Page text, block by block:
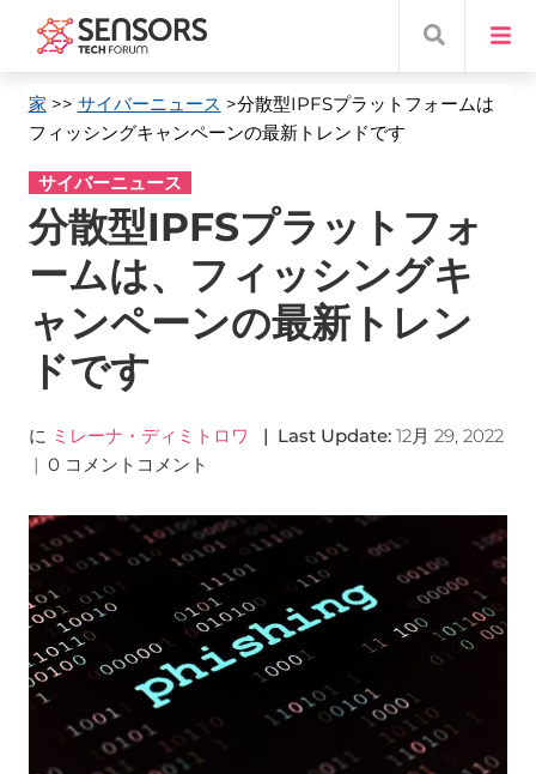
家 >> サイバーニュース >分散型IPFSプラットフォームは
フィッシングキャンペーンの最新トレンドです
サイバーニュース
分散型IPFSプラットフォ
ームは、フィッシングキ
ャンペーンの最新トレン
ドです
に ミレーナ・ディミトロワ | Last Update: 12月 29, 2022
| 0 コメントコメント